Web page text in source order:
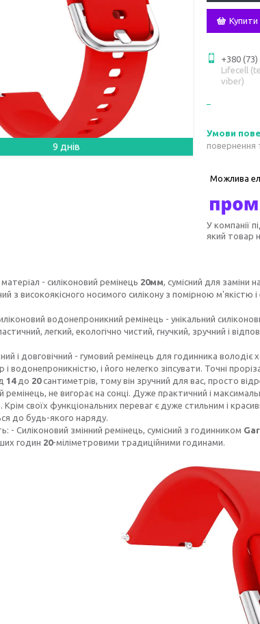
9 днів
Купити
+380
Lifecell
viber)
повернення
У компанії
який товар
- силіконовий ремінець 20мм , сумісний для заміни
з високоякісного носимого силікону з помірною м'якістю
водонепроникний ремінець - унікальний
легкий, екологічно чистий, гнучкий, зручний і
і довговічний - гумовий ремінець для годинника
і водонепроникністю, і його нелегко зіпсувати. Точні
14до 20сантиметрів, тому він зручний для вас, просто
ремінець, не вигорає на сонці. Дуже практичний і
своїх функціональних переваг є дуже стильним і
до будь-якого наряду.
- Силіконовий змінний ремінець, сумісний з годинником
годин 20-міліметровими традиційними годинами.